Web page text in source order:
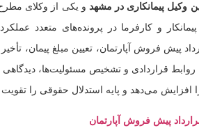
وکیل پیمانکاری در مشهد و یکی از وکلای
و کارفرما در پرونده‌های متعدد
پیش فروش آپارتمان، تعیین مبلغ پیمان،
قراردادی و تشخیص مسئولیت‌ها،
می‌دهد و پایه استدلال حقوقی را تقویت
پیش فروش آپارتمان